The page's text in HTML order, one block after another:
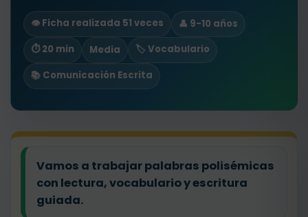
👁️ Ficha realizada 51 veces
👤 9-10 años
⏱ 20 min
Media
🏷️ Vocabulario
📚 Comunicación Escrita
Vamos a trabajar palabras polisémicas
con lectura, vocabulario y escritura
guiada.